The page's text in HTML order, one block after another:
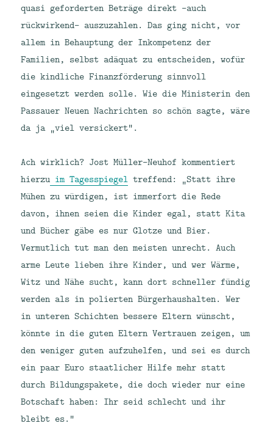
quasi geforderten Beträge direkt -auch
rückwirkend- auszuzahlen. Das ging nicht, vor
allem in Behauptung der Inkompetenz der
Familien, selbst adäquat zu entscheiden, wofür
die kindliche Finanzförderung sinnvoll
eingesetzt werden solle. Wie die Ministerin den
Passauer Neuen Nachrichten so schön sagte, wäre
da ja „viel versickert“.
Ach wirklich? Jost Müller-Neuhof kommentiert
hierzu im Tagesspiegel treffend: „Statt ihre
Mühen zu würdigen, ist immerfort die Rede
davon, ihnen seien die Kinder egal, statt Kita
und Bücher gäbe es nur Glotze und Bier.
Vermutlich tut man den meisten unrecht. Auch
arme Leute lieben ihre Kinder, und wer Wärme,
Witz und Nähe sucht, kann dort schneller fündig
werden als in polierten Bürgerhaushalten. Wer
in unteren Schichten bessere Eltern wünscht,
könnte in die guten Eltern Vertrauen zeigen, um
den weniger guten aufzuhelfen, und sei es durch
ein paar Euro staatlicher Hilfe mehr statt
durch Bildungspakete, die doch wieder nur eine
Botschaft haben: Ihr seid schlecht und ihr
bleibt es.“